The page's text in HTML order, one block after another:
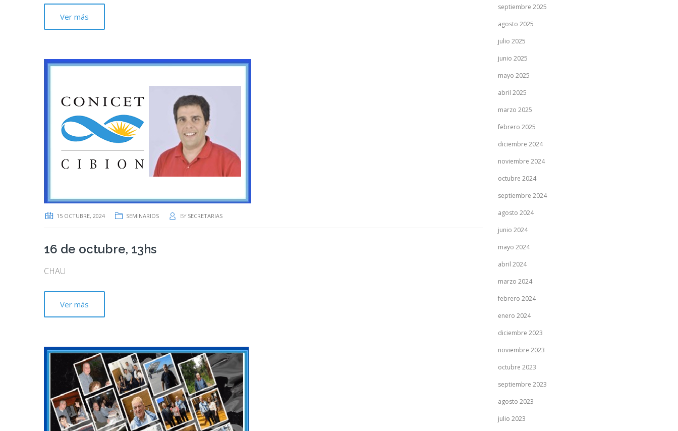
Ver más
15 OCTUBRE, 2024 SEMINARIOS BY SECRETARIAS
16 de octubre, 13hs
CHAU
Ver más
septiembre 2025
agosto 2025
julio 2025
junio 2025
mayo 2025
abril 2025
marzo 2025
febrero 2025
diciembre 2024
noviembre 2024
octubre 2024
septiembre 2024
agosto 2024
junio 2024
mayo 2024
abril 2024
marzo 2024
febrero 2024
enero 2024
diciembre 2023
noviembre 2023
octubre 2023
septiembre 2023
agosto 2023
julio 2023